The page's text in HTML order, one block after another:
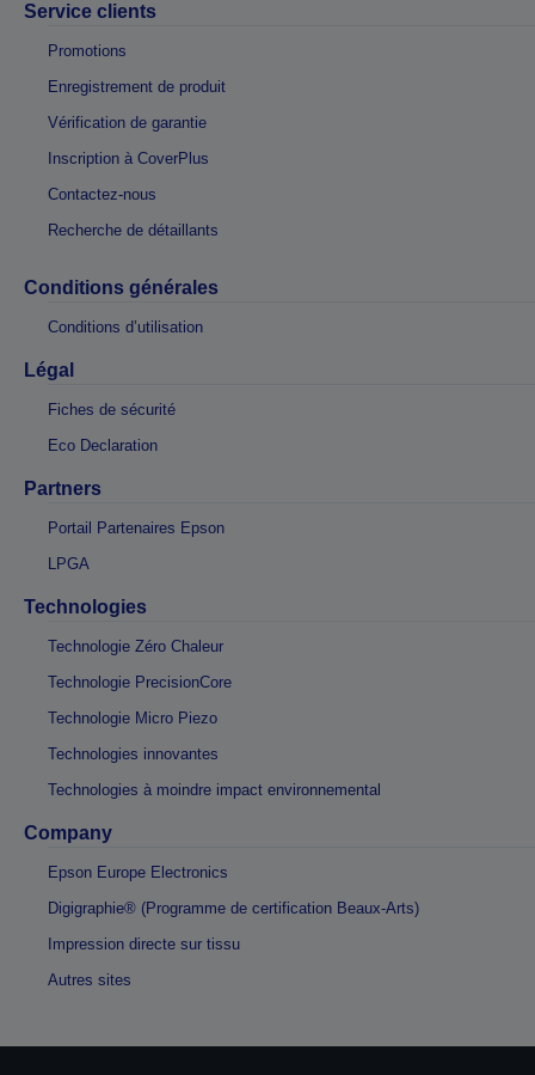
Service clients
Promotions
Enregistrement de produit
Vérification de garantie
Inscription à CoverPlus
Contactez-nous
Recherche de détaillants
Conditions générales
Conditions d’utilisation
Légal
Fiches de sécurité
Eco Declaration
Partners
Portail Partenaires Epson
LPGA
Technologies
Technologie Zéro Chaleur
Technologie PrecisionCore
Technologie Micro Piezo
Technologies innovantes
Technologies à moindre impact environnemental
Company
Epson Europe Electronics
Digigraphie® (Programme de certification Beaux-Arts)
Impression directe sur tissu
Autres sites